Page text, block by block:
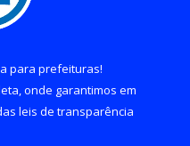
para prefeituras!
onde garantimos em
leis de transparência